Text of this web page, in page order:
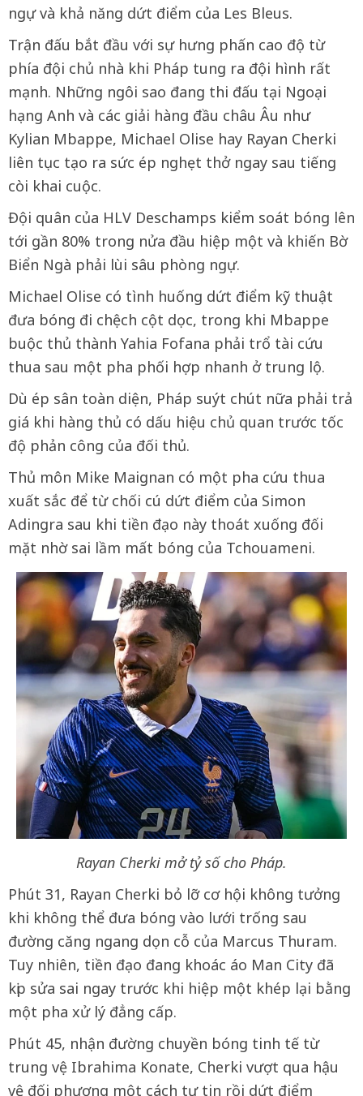
ngự và khả năng dứt điểm của Les Bleus.
Trận đấu bắt đầu với sự hưng phấn cao độ từ
phía đội chủ nhà khi Pháp tung ra đội hình rất
mạnh. Những ngôi sao đang thi đấu tại Ngoại
hạng Anh và các giải hàng đầu châu Âu như
Kylian Mbappe, Michael Olise hay Rayan Cherki
liên tục tạo ra sức ép nghẹt thở ngay sau tiếng
còi khai cuộc.
Đội quân của HLV Deschamps kiểm soát bóng lên
tới gần 80% trong nửa đầu hiệp một và khiến Bờ
Biển Ngà phải lùi sâu phòng ngự.
Michael Olise có tình huống dứt điểm kỹ thuật
đưa bóng đi chệch cột dọc, trong khi Mbappe
buộc thủ thành Yahia Fofana phải trổ tài cứu
thua sau một pha phối hợp nhanh ở trung lộ.
Dù ép sân toàn diện, Pháp suýt chút nữa phải trả
giá khi hàng thủ có dấu hiệu chủ quan trước tốc
độ phản công của đối thủ.
Thủ môn Mike Maignan có một pha cứu thua
xuất sắc để từ chối cú dứt điểm của Simon
Adingra sau khi tiền đạo này thoát xuống đối
mặt nhờ sai lầm mất bóng của Tchouameni.
Rayan Cherki mở tỷ số cho Pháp.
Phút 31, Rayan Cherki bỏ lỡ cơ hội không tưởng
khi không thể đưa bóng vào lưới trống sau
đường căng ngang dọn cỗ của Marcus Thuram.
Tuy nhiên, tiền đạo đang khoác áo Man City đã
kịp sửa sai ngay trước khi hiệp một khép lại bằng
một pha xử lý đẳng cấp.
Phút 45, nhận đường chuyền bóng tinh tế từ
trung vệ Ibrahima Konate, Cherki vượt qua hậu
vệ đối phương một cách tự tin rồi dứt điểm